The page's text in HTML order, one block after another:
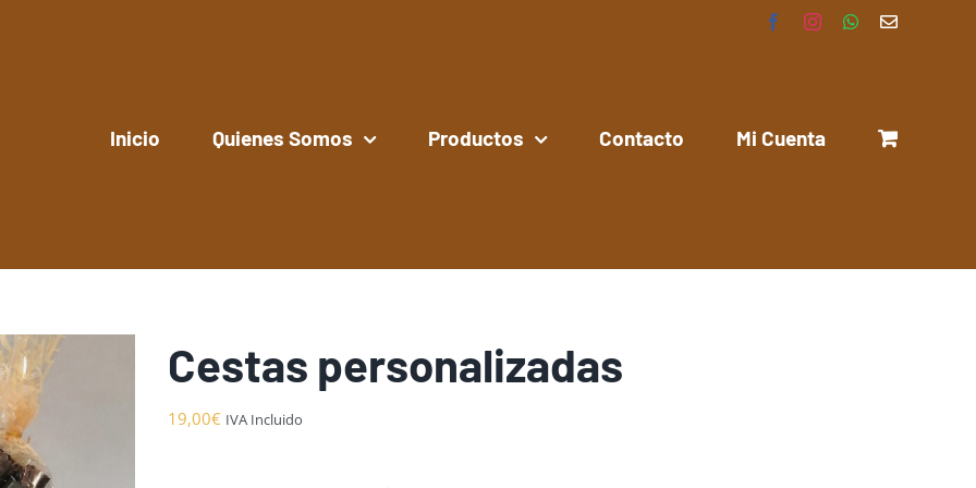
FacebookInstagramWhatsApp
Correo
Inicio Quienes Somos Productos Contacto Mi Cuenta
Cestas personalizadas
19,00€ IVA Incluido